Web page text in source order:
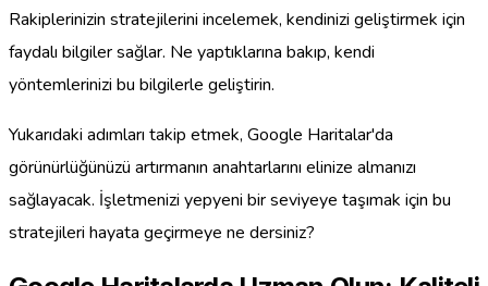
Rakiplerinizin stratejilerini incelemek, kendinizi geliştirmek için
faydalı bilgiler sağlar. Ne yaptıklarına bakıp, kendi
yöntemlerinizi bu bilgilerle geliştirin.
Yukarıdaki adımları takip etmek, Google Haritalar'da
görünürlüğünüzü artırmanın anahtarlarını elinize almanızı
sağlayacak. İşletmenizi yepyeni bir seviyeye taşımak için bu
stratejileri hayata geçirmeye ne dersiniz?